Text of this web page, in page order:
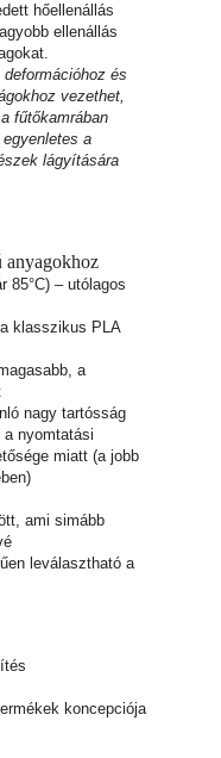
hőellenállás
ellenállás
és
vezethet,
fűtőkamrában
a
lágyítására
anyagokhoz
85°C) – utólagos
klasszikus PLA
a
nagy tartósság
nyomtatási
miatt (a jobb
ami simább
leválasztható a
koncepciója